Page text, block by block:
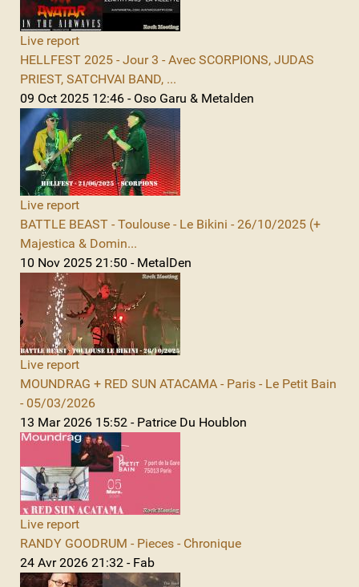
Live report
HELLFEST 2025 - Jour 3 - Avec SCORPIONS, JUDAS
PRIEST, SATCHVAI BAND, ...
09 Oct 2025 12:46 - Oso Garu & Metalden
Live report
BATTLE BEAST - Toulouse - Le Bikini - 26/10/2025 (+
Majestica & Domin...
10 Nov 2025 21:50 - MetalDen
Live report
MOUNDRAG + RED SUN ATACAMA - Paris - Le Petit Bain
- 05/03/2026
13 Mar 2026 15:52 - Patrice Du Houblon
Live report
RANDY GOODRUM - Pieces - Chronique
24 Avr 2026 21:32 - Fab